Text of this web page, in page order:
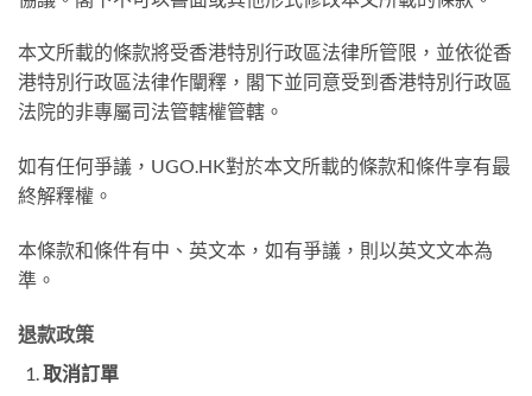
本文所載的條款將受香港特別行政區法律所管限，並依從香
港特別行政區法律作闡釋，閣下並同意受到香港特別行政區
法院的非專屬司法管轄權管轄。
如有任何爭議，UGO.HK對於本文所載的條款和條件享有最
終解釋權。
本條款和條件有中、英文本，如有爭議，則以英文文本為
準。
退款政策
取消訂單